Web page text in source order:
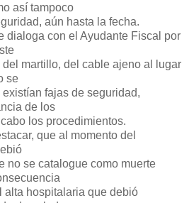
así tampoco
aún hasta la fecha.
dialoga con el Ayudante Fiscal por
martillo, del cable ajeno al lugar
se
fajas de seguridad,
de los
los procedimientos.
que al momento del
no se catalogue como muerte
alta hospitalaria que debió